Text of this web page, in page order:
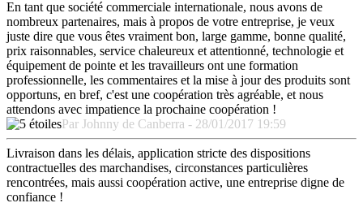
En tant que société commerciale internationale, nous avons de
nombreux partenaires, mais à propos de votre entreprise, je veux
juste dire que vous êtes vraiment bon, large gamme, bonne qualité,
prix raisonnables, service chaleureux et attentionné, technologie et
équipement de pointe et les travailleurs ont une formation
professionnelle, les commentaires et la mise à jour des produits sont
opportuns, en bref, c'est une coopération très agréable, et nous
attendons avec impatience la prochaine coopération !
Par Johnny de Canberra - 28/01/2017 19:59
Livraison dans les délais, application stricte des dispositions
contractuelles des marchandises, circonstances particulières
rencontrées, mais aussi coopération active, une entreprise digne de
confiance !